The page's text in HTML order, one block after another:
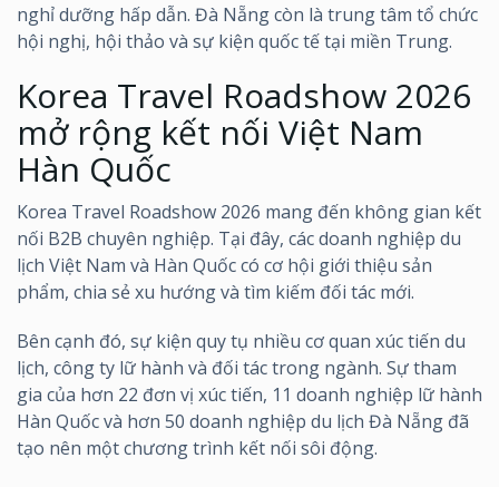
nghỉ dưỡng hấp dẫn. Đà Nẵng còn là trung tâm tổ chức
hội nghị, hội thảo và sự kiện quốc tế tại miền Trung.
Korea Travel Roadshow 2026
mở rộng kết nối Việt Nam
Hàn Quốc
Korea Travel Roadshow 2026 mang đến không gian kết
nối B2B chuyên nghiệp. Tại đây, các doanh nghiệp du
lịch Việt Nam và Hàn Quốc có cơ hội giới thiệu sản
phẩm, chia sẻ xu hướng và tìm kiếm đối tác mới.
Bên cạnh đó, sự kiện quy tụ nhiều cơ quan xúc tiến du
lịch, công ty lữ hành và đối tác trong ngành. Sự tham
gia của hơn 22 đơn vị xúc tiến, 11 doanh nghiệp lữ hành
Hàn Quốc và hơn 50 doanh nghiệp du lịch Đà Nẵng đã
tạo nên một chương trình kết nối sôi động.